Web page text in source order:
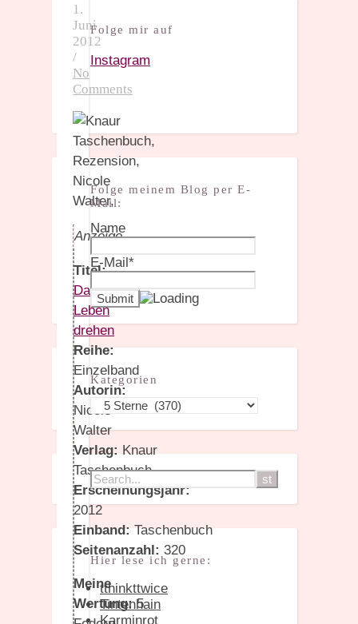
1.
Juni
2012
/
No
Comments
Anzeige
Titel:
Das
Leben
drehen
Reihe:
Einzelband
Autorin:
Nicole
Walter
Verlag: Knaur
Taschenbuch
Erscheinungsjahr:
2012
Einband: Taschenbuch
Seitenanzahl: 320
Meine
Wertung:5
Folge mir auf
Instagram
Folge meinem Blog per E-
Mail:
Name
E-Mail*
Kategorien
Kategorien
Hier lese ich gerne:
tthinkttwice
Tintenhain
Karminrot